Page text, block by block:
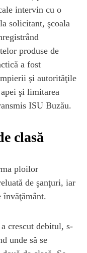
intervin cu o
solicitant, şcoala
produse de
a fost
şi autorităţile
şi limitarea
ISU Buzău.
clasă
ploilor
de şanţuri, iar
învăţământ.
crescut debitul, s-
unde să se